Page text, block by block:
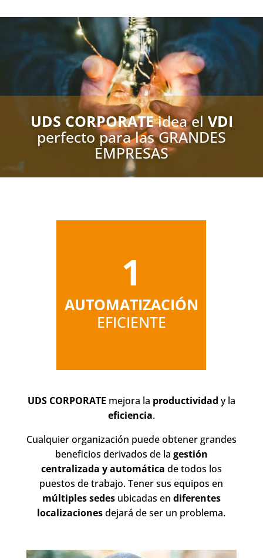
UDS CORPORATEidea el VDI
perfecto para las GRANDES
EMPRESAS
1
AUTOMATIZACIÓN
EFICIENTE
UDS CORPORATE mejora la productividad y la
eficiencia.
Cualquier organización puede obtener grandes
beneficios derivados de la gestión
centralizada y automática de todos los
puestos de trabajo. Tener sus equipos en
múltiples sedesubicadas en diferentes
localizacionesdejará de ser un problema.